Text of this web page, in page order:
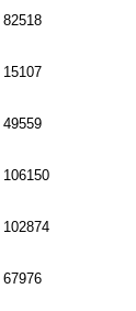
82518
15107
49559
106150
102874
67976